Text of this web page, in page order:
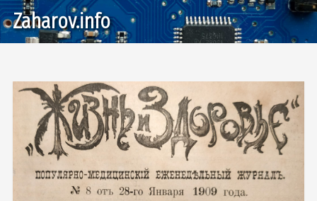
Zaharov.info